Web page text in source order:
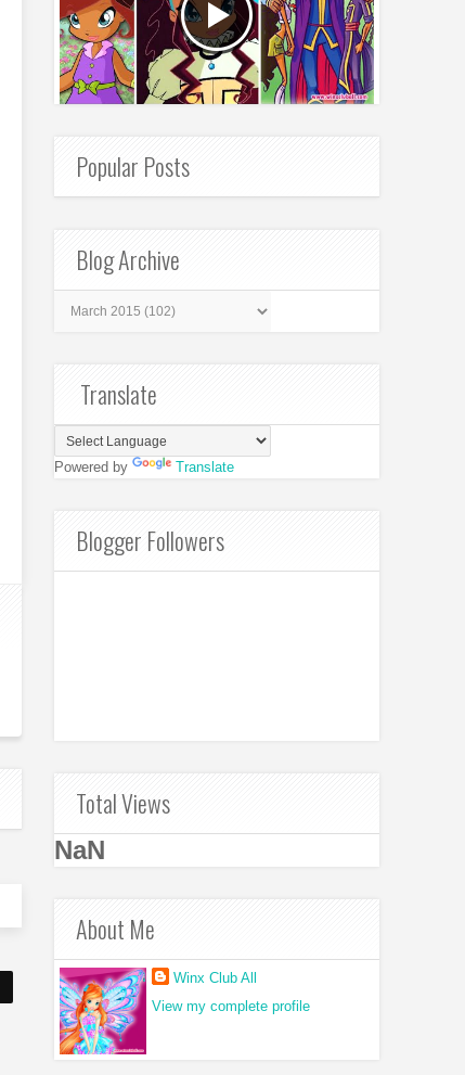
Popular Posts
Blog Archive
Translate
Powered by Translate
Blogger Followers
Total Views
NaN
About Me
Winx Club All
View my complete profile